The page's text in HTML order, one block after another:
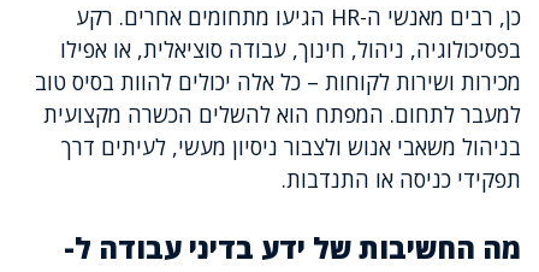
כן, רבים מאנשי ה-HR הגיעו מתחומים אחרים. רקע
בפסיכולוגיה, ניהול, חינוך, עבודה סוציאלית, או אפילו
מכירות ושירות לקוחות – כל אלה יכולים להוות בסיס טוב
למעבר לתחום. המפתח הוא להשלים הכשרה מקצועית
בניהול משאבי אנוש ולצבור ניסיון מעשי, לעיתים דרך
תפקידי כניסה או התנדבות.
מה החשיבות של ידע בדיני עבודה ל-